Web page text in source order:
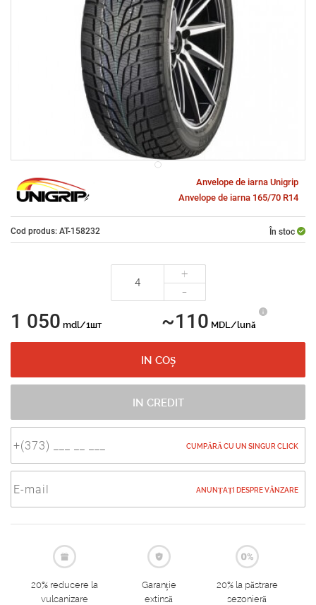
Anvelope de iarna Unigrip
Anvelope de iarna 165/70 R14
Cod produs: AT-158232 În stoc
+
-
1 050 mdl/1шт ~110 MDL/lună
IN COȘ
IN CREDIT
CUMPĂRĂ CU UN SINGUR CLICK
ANUNȚAȚI DESPRE VÂNZARE
20% reducere la
vulcanizare
Garanție
extinsă
20% la păstrare
sezonieră